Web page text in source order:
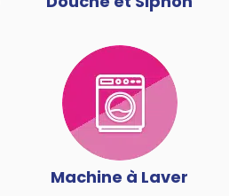
Machine à Laver